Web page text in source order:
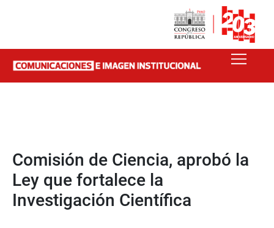
Comisión de Ciencia, aprobó la
Ley que fortalece la
Investigación Científica